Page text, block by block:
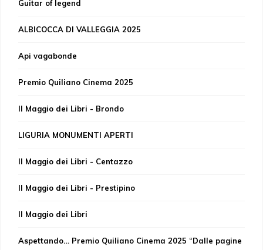
Guitar of legend
ALBICOCCA DI VALLEGGIA 2025
Api vagabonde
Premio Quiliano Cinema 2025
Il Maggio dei Libri - Brondo
LIGURIA MONUMENTI APERTI
Il Maggio dei Libri - Centazzo
Il Maggio dei Libri - Prestipino
Il Maggio dei Libri
Aspettando… Premio Quiliano Cinema 2025 “Dalle pagine